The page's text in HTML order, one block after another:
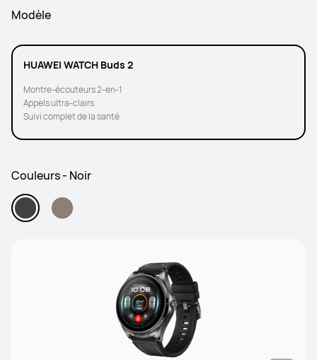
Modèle
HUAWEI WATCH Buds 2
Montre-écouteurs 2-en-1
Appels ultra-clairs
Suivi complet de la santé
Couleurs - Noir